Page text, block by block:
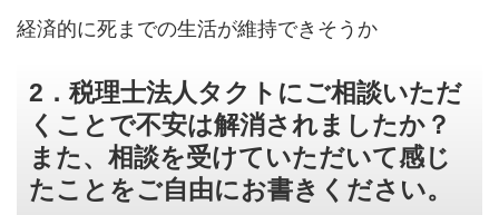
経済的に死までの生活が維持できそうか
2．税理士法人タクトにご相談いただ
くことで不安は解消されましたか？
また、相談を受けていただいて感じ
たことをご自由にお書きください。